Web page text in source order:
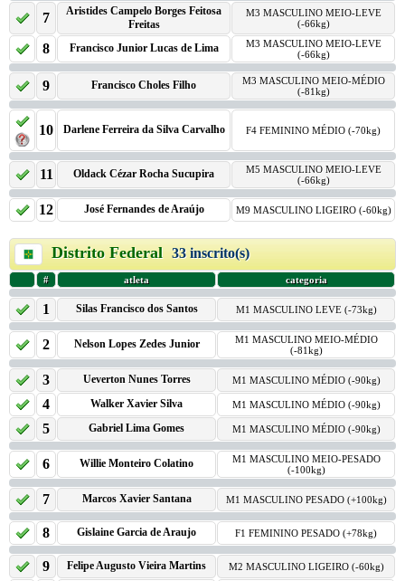
7
Aristides Campelo Borges Feitosa
Freitas
M3 MASCULINO MEIO-LEVE
(-66kg)
8 Francisco Junior Lucas de Lima
M3 MASCULINO MEIO-LEVE
(-66kg)
9 Francisco Choles Filho
M3 MASCULINO MEIO-MÉDIO
(-81kg)
10 Darlene Ferreira da Silva Carvalho F4 FEMININO MÉDIO (-70kg)
11 Oldack Cézar Rocha Sucupira
M5 MASCULINO MEIO-LEVE
(-66kg)
12 José Fernandes de Araújo M9 MASCULINO LIGEIRO (-60kg)
Distrito Federal 33 inscrito(s)
# atleta categoria
1 Silas Francisco dos Santos M1 MASCULINO LEVE (-73kg)
2 Nelson Lopes Zedes Junior
M1 MASCULINO MEIO-MÉDIO
(-81kg)
3 Ueverton Nunes Torres M1 MASCULINO MÉDIO (-90kg)
4 Walker Xavier Silva M1 MASCULINO MÉDIO (-90kg)
5 Gabriel Lima Gomes M1 MASCULINO MÉDIO (-90kg)
6 Willie Monteiro Colatino
M1 MASCULINO MEIO-PESADO
(-100kg)
7 Marcos Xavier Santana M1 MASCULINO PESADO (+100kg)
8 Gislaine Garcia de Araujo F1 FEMININO PESADO (+78kg)
9 Felipe Augusto Vieira Martins M2 MASCULINO LIGEIRO (-60kg)